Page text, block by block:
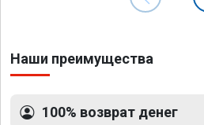
Наши преимущества
100% возврат денег